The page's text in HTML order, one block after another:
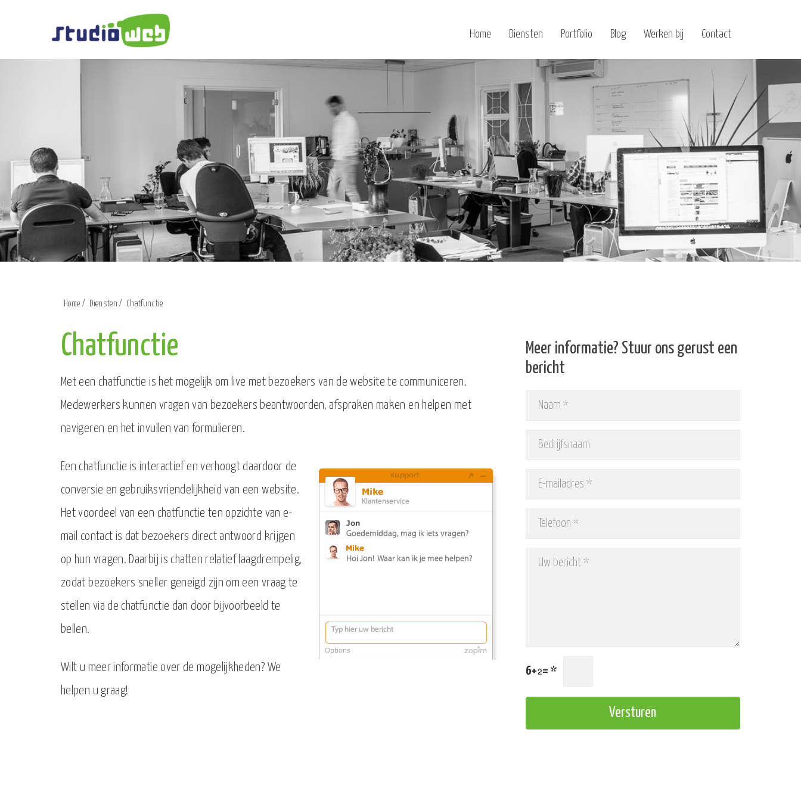
Home Diensten Portfolio Blog Werken bij Contact
Home / Diensten / Chatfunctie
Chatfunctie
Met een chatfunctie is het mogelijk om live met bezoekers van de website te communiceren.
Medewerkers kunnen vragen van bezoekers beantwoorden, afspraken maken en helpen met
navigeren en het invullen van formulieren.
Een chatfunctie is interactief en verhoogt daardoor de
conversie en gebruiksvriendelijkheid van een website.
Het voordeel van een chatfunctie ten opzichte van e-
mail contact is dat bezoekers direct antwoord krijgen
op hun vragen. Daarbij is chatten relatief laagdrempelig,
zodat bezoekers sneller geneigd zijn om een vraag te
stellen via de chatfunctie dan door bijvoorbeeld te
bellen.
Wilt u meer informatie over de mogelijkheden? We
helpen u graag!
Meer informatie? Stuur ons gerust een
bericht
6+ = *
Versturen